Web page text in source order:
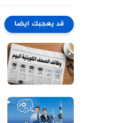
قد يعجبك ايضا